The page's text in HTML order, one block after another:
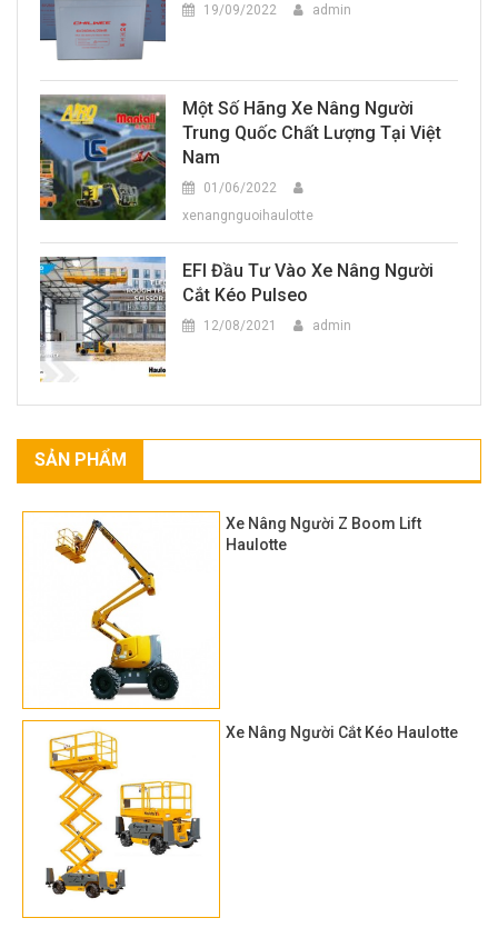
19/09/2022 admin
Một Số Hãng Xe Nâng Người
Trung Quốc Chất Lượng Tại Việt
Nam
01/06/2022
xenangnguoihaulotte
EFI Đầu Tư Vào Xe Nâng Người
Cắt Kéo Pulseo
12/08/2021 admin
SẢN PHẨM
Xe Nâng Người Z Boom Lift
Haulotte
Xe Nâng Người Cắt Kéo Haulotte